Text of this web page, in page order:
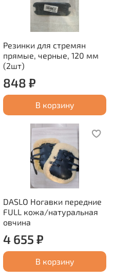
Резинки для стремян
прямые, черные, 120 мм
(2шт)
848 ₽
В корзину
DASLO Ногавки передние
FULL кожа/натуральная
овчина
4 655 ₽
В корзину